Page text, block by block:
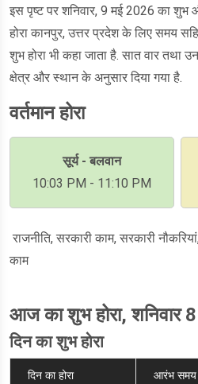
इस पृष्ट पर शनिवार, 9 मई 2026 का
होरा कानपुर, उत्तर प्रदेश के लिए समय
शुभ होरा भी कहा जाता है. सात वार तथा
क्षेत्र और स्थान के अनुसार दिया गया है.
वर्तमान होरा
सूर्य - बलवान
10:03 PM - 11:10 PM
राजनीति, सरकारी काम, सरकारी
काम
आज का शुभ होरा, शनिवार
दिन का शुभ होरा
दिन का होरा आरंभ समय